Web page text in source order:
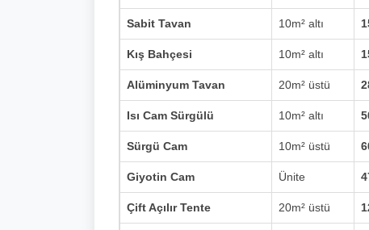
Sabit Tavan 10m² altı
Kış Bahçesi 10m² altı
Alüminyum Tavan 20m² üstü
Isı Cam Sürgülü 10m² altı
Sürgü Cam 10m² üstü
Giyotin Cam Ünite
Çift Açılır Tente 20m² üstü